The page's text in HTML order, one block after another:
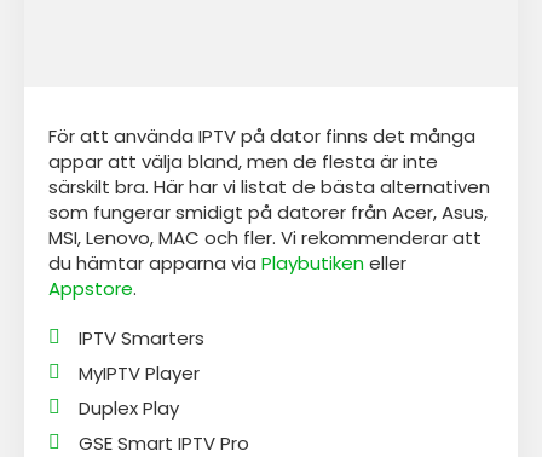
För att använda IPTV på dator finns det många
appar att välja bland, men de flesta är inte
särskilt bra. Här har vi listat de bästa alternativen
som fungerar smidigt på datorer från Acer, Asus,
MSI, Lenovo, MAC och fler. Vi rekommenderar att
du hämtar apparna via Playbutikeneller
Appstore.
IPTV Smarters
MyIPTV Player
Duplex Play
GSE Smart IPTV Pro